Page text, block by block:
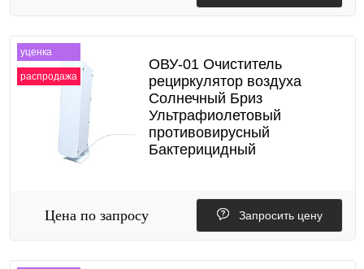
уценка
распродажа
ОВУ-01 Очиститель
рециркулятор воздуха
Солнечный Бриз
Ультрафиолетовый
противовирусный
Бактерицидный
Цена по запросу Запросить цену